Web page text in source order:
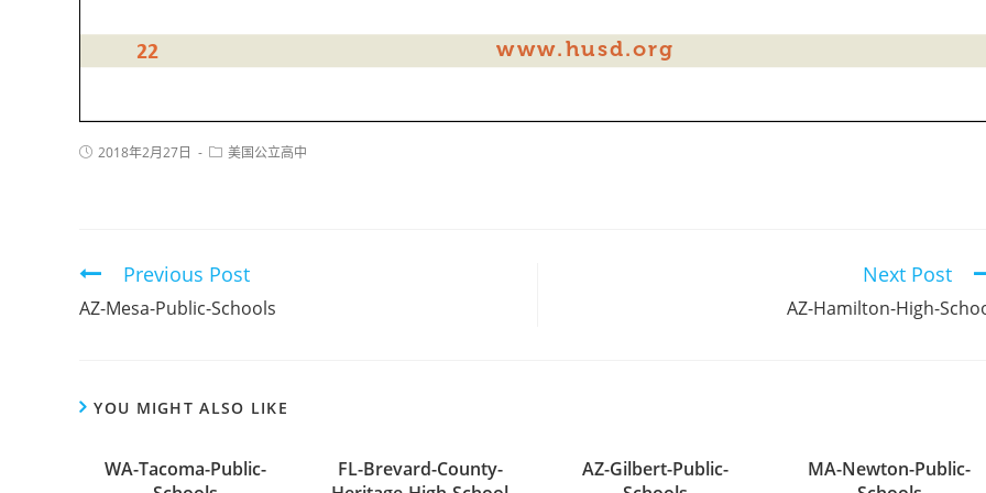
2018年2月27日 美国公立高中
Previous Post
AZ-Mesa-Public-Schools
Next Post
AZ-Hamilton-High-
YOU MIGHT ALSO LIKE
WA-Tacoma-Public-
FL-Brevard-County-
AZ-Gilbert-Public-
MA-Newton-Public-